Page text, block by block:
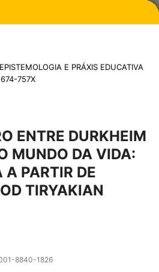
E PRÁXIS EDUCATIVA
757X
ENTRE DURKHEIM
MUNDO DA VIDA:
PARTIR DE
TIRYAKIAN
8840-1826